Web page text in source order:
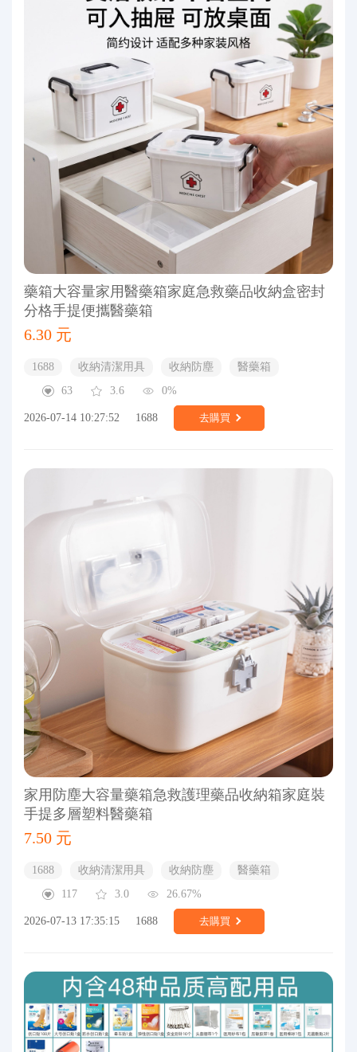
藥箱大容量家用醫藥箱家庭急救藥品收納盒密封
分格手提便攜醫藥箱
6.30 元
1688 收納清潔用具 收納防塵
醫藥箱
63
3.6 0%
2026-07-14 10:27:52 1688 去購買
家用防塵大容量藥箱急救護理藥品收納箱家庭裝
手提多層塑料醫藥箱
7.50 元
1688 收納清潔用具 收納防塵
醫藥箱
117
3.0 26.67%
2026-07-13 17:35:15 1688 去購買